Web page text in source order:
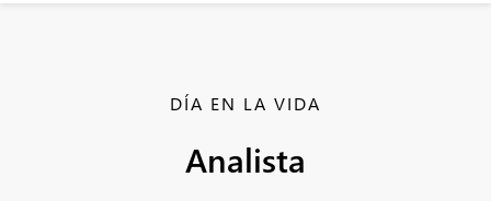
DÍA EN LA VIDA
Analista